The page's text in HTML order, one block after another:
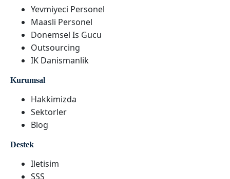
Yevmiyeci Personel
Maasli Personel
Donemsel Is Gucu
Outsourcing
IK Danismanlik
Kurumsal
Hakkimizda
Sektorler
Blog
Destek
Iletisim
SSS